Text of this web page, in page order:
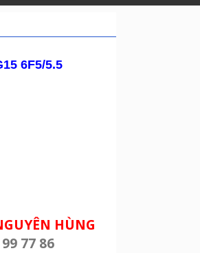
6F5/5.5
HÙNG
77 86